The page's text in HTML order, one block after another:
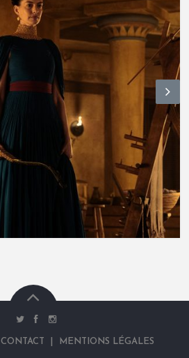
N
ex
CONTACT MENTIONS LÉGALES